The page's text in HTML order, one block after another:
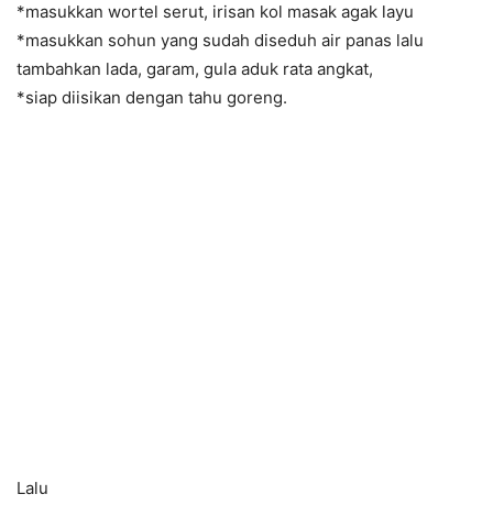
*masukkan wortel serut, irisan kol masak agak layu
*masukkan sohun yang sudah diseduh air panas lalu
tambahkan lada, garam, gula aduk rata angkat,
*siap diisikan dengan tahu goreng.
Lalu